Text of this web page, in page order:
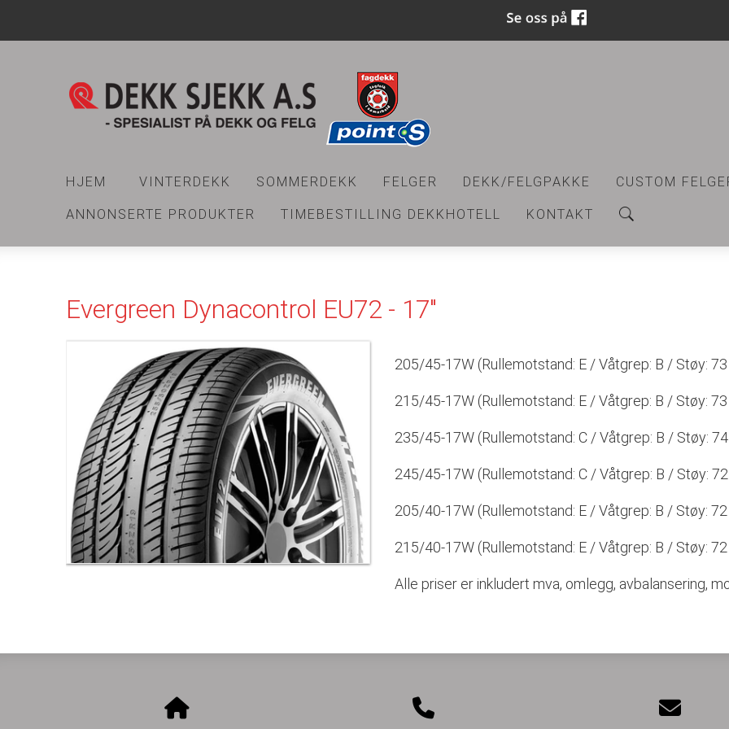
HJEM VINTERDEKK SOMMERDEKK FELGER DEKK/FELGPAKKE CUSTOM
ANNONSERTE PRODUKTER TIMEBESTILLING DEKKHOTELL KONTAKT
Evergreen Dynacontrol EU72 - 17"
205/45-17W (Rullemotstand: E / Våtgrep: B / Støy:
215/45-17W (Rullemotstand: E / Våtgrep: B / Støy:
235/45-17W (Rullemotstand: C / Våtgrep: B / Støy:
245/45-17W (Rullemotstand: C / Våtgrep: B / Støy:
205/40-17W (Rullemotstand: E / Våtgrep: B / Støy:
215/40-17W (Rullemotstand: E / Våtgrep: B / Støy:
Alle priser er inkludert mva, omlegg, avbalansering,